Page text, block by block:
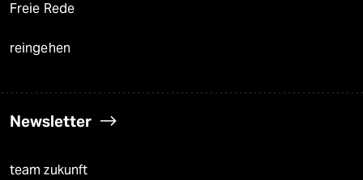
Freie Rede
reingehen
Newsletter
team zukunft